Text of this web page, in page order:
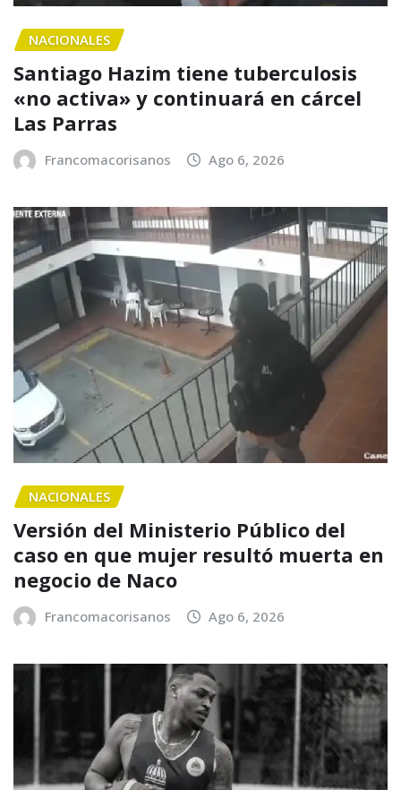
NACIONALES
Santiago Hazim tiene tuberculosis
«no activa» y continuará en cárcel
Las Parras
Francomacorisanos Ago 6, 2026
NACIONALES
Versión del Ministerio Público del
caso en que mujer resultó muerta en
negocio de Naco
Francomacorisanos Ago 6, 2026